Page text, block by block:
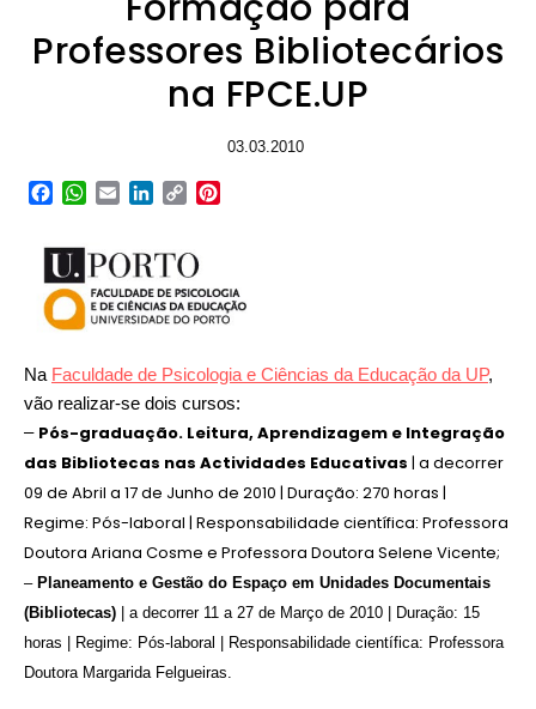
Professores Bibliotecários
na FPCE.UP
03.03.2010
Facebook
WhatsApp
EmailLinkedIn
Copy
Na Faculdade de Psicologia e Ciências da Educação da UP,
vão realizar-se dois cursos:
– Pós-graduação. Leitura, Aprendizagem e Integração
das Bibliotecas nas Actividades Educativas | a decorrer
09 de Abril a 17 de Junho de 2010 | Duração: 270 horas |
Regime: Pós-laboral | Responsabilidade científica: Professora
Doutora Ariana Cosme e Professora Doutora Selene Vicente;
– Planeamento e Gestão do Espaço em Unidades Documentais
(Bibliotecas) | a decorrer 11 a 27 de Março de 2010 | Duração: 15
horas | Regime: Pós-laboral | Responsabilidade científica: Professora
Doutora Margarida Felgueiras.